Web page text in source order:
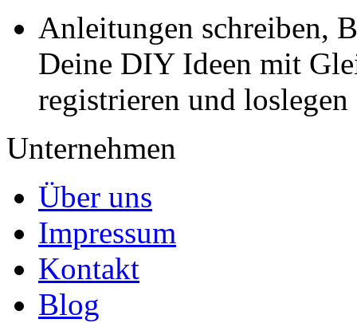
Anleitungen schreiben,
Deine DIY Ideen mit
registrieren und loslegen
Unternehmen
Über uns
Impressum
Kontakt
Blog